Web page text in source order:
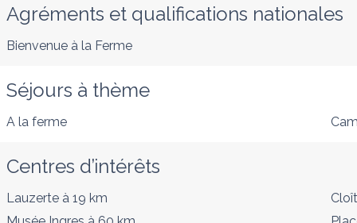
Agréments et qualifications nationales
Bienvenue à la Ferme
Séjours à thème
A la ferme
Centres d’intérêts
Lauzerte à 19 km